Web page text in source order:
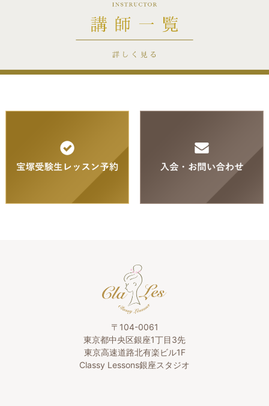
〒104-0061
東京都中央区銀座1丁目3先
東京高速道路北有楽ビル1F
Classy Lessons銀座スタジオ